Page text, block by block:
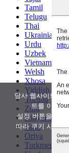
Tamil
Telugu
Thai
Ukrainian
Urdu
Uzbek
Vietnamese
Welsh
Xhosa
Yiddish
Yoruba
Zulu
Kinyarwanda
Tatar
Oriya
Turkmen
당사 웹사이트는
트를 이용함
설정 버튼을 클릭
따라 쿠키 사용을